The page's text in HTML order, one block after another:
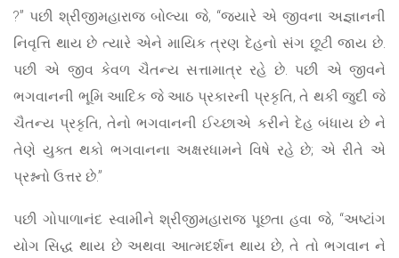
?” પછી શ્રીજીમહારાજ બોલ્યા જે, “જ્યારે એ જીવના અજ્ઞાનની
નિવૃત્તિ થાય છે ત્યારે એને માયિક ત્રણ દેહનો સંગ છૂટી જાય છે.
પછી એ જીવ કેવળ ચૈતન્ય સત્તામાત્ર રહે છે. પછી એ જીવને
ભગવાનની ભૂમિ આદિક જે આઠ પ્રકારની પ્રકૃતિ, તે થકી જુદી જે
ચૈતન્ય પ્રકૃતિ, તેનો ભગવાનની ઈચ્છાએ કરીને દેહ બંધાય છે ને
તેણે યુક્ત થકો ભગવાનના અક્ષરધામને વિષે રહે છે; એ રીતે એ
પ્રશ્નનો ઉત્તર છે.”
પછી ગોપાળાનંદ સ્વામીને શ્રીજીમહારાજ પૂછતા હવા જે, “અષ્ટાંગ
યોગ સિદ્ધ થાય છે અથવા આત્મદર્શન થાય છે, તે તો ભગવાન ને